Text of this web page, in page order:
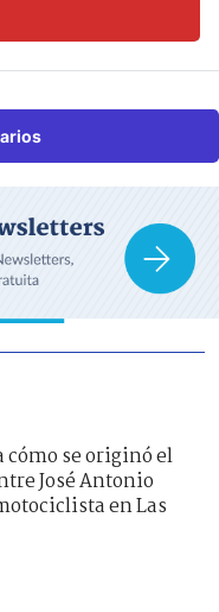
cómo se originó el
José Antonio
en Las